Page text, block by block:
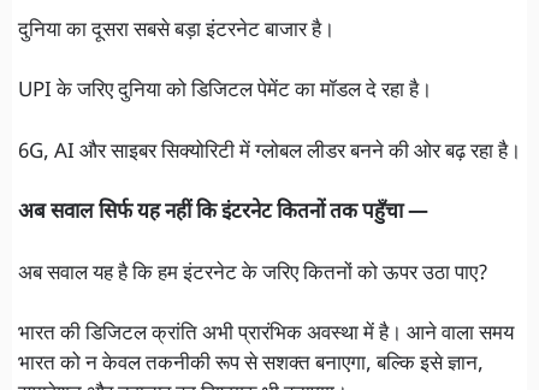
दुनिया का दूसरा सबसे बड़ा इंटरनेट बाजार है।
UPI के जरिए दुनिया को डिजिटल पेमेंट का मॉडल दे रहा है।
6G, AI और साइबर सिक्योरिटी में ग्लोबल लीडर बनने की ओर बढ़ रहा है।
अब सवाल सिर्फ यह नहीं कि इंटरनेट कितनों तक पहुँचा —
अब सवाल यह है कि हम इंटरनेट के जरिए कितनों को ऊपर उठा पाए?
भारत की डिजिटल क्रांति अभी प्रारंभिक अवस्था में है। आने वाला समय
भारत को न केवल तकनीकी रूप से सशक्त बनाएगा, बल्कि इसे ज्ञान,